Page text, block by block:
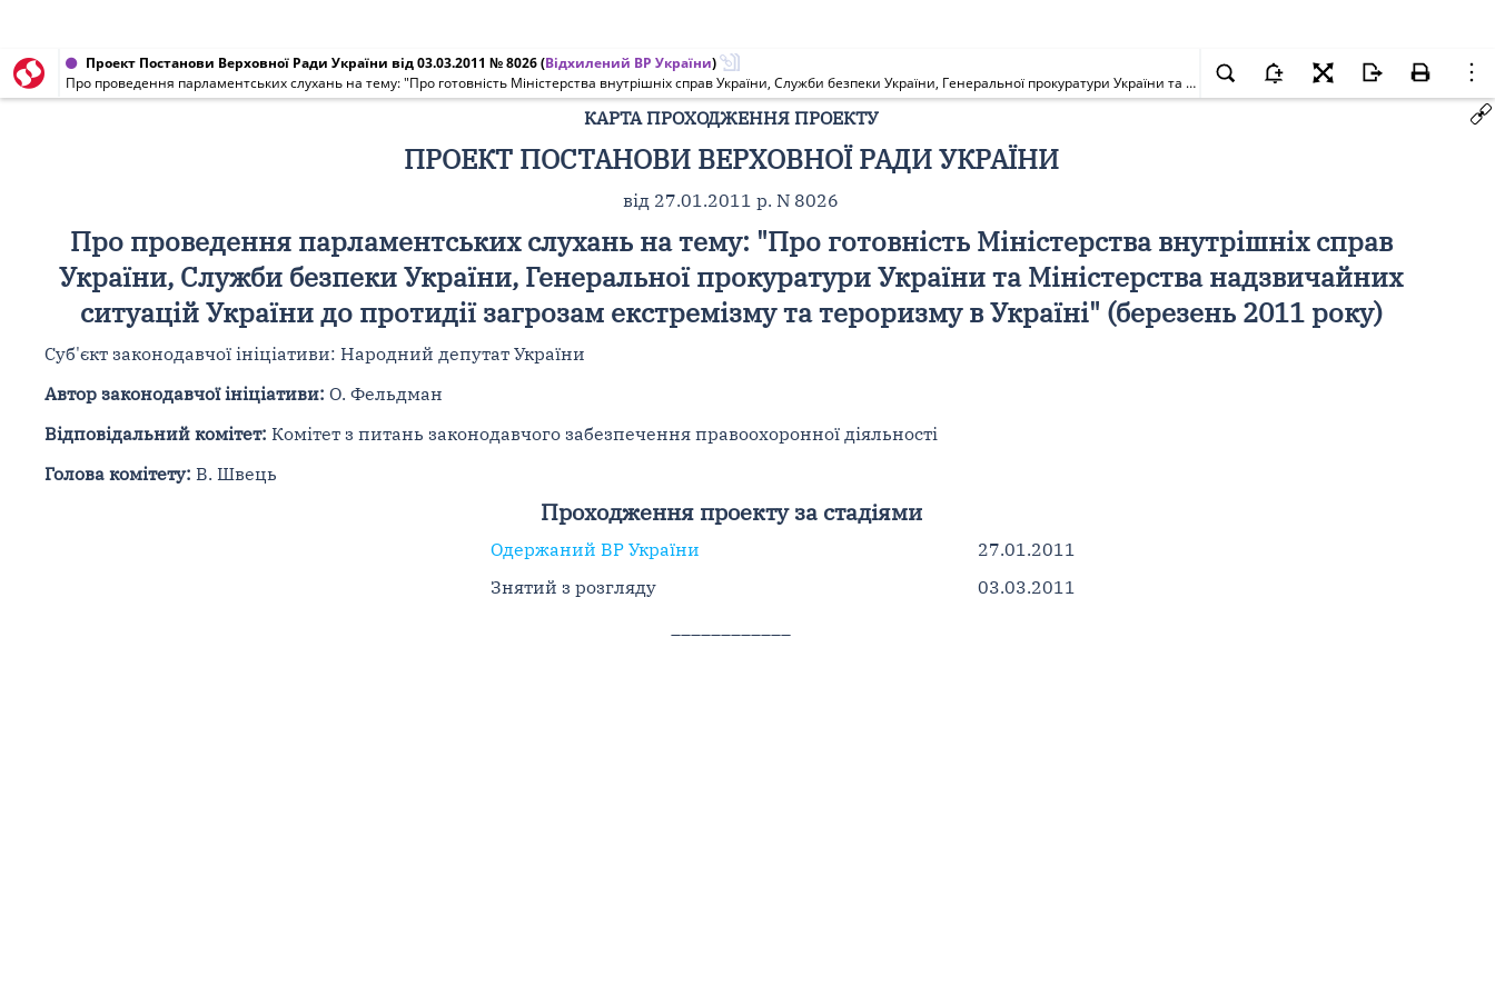
Проект Постанови Верховної Ради України від 03.03.2011 № 8026(Відхилений ВР України)
Про проведення парламентських слухань на тему: "Про готовність Міністерства внутрішніх справ України, Служби безпеки України, Генеральної прокуратури України та Міністерства надзвичайних ситуацій України до протидії загрозам екстремізму та тероризму в Україні" (березень 2011 року)